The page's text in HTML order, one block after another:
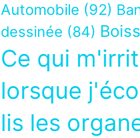
Automobile (92)
dessinée (84)
Ce qui
lorsque
lis les